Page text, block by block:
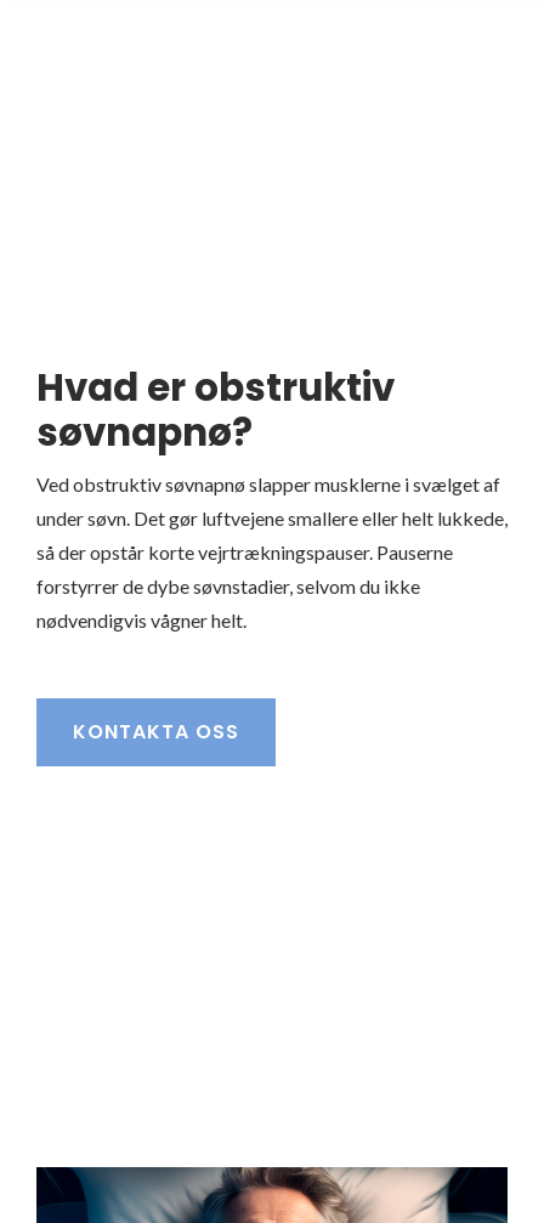
Hvad er obstruktiv
søvnapnø?
Ved obstruktiv søvnapnø slapper musklerne i svælget af
under søvn. Det gør luftvejene smallere eller helt lukkede,
så der opstår korte vejrtrækningspauser. Pauserne
forstyrrer de dybe søvnstadier, selvom du ikke
nødvendigvis vågner helt.
KONTAKTA OSS